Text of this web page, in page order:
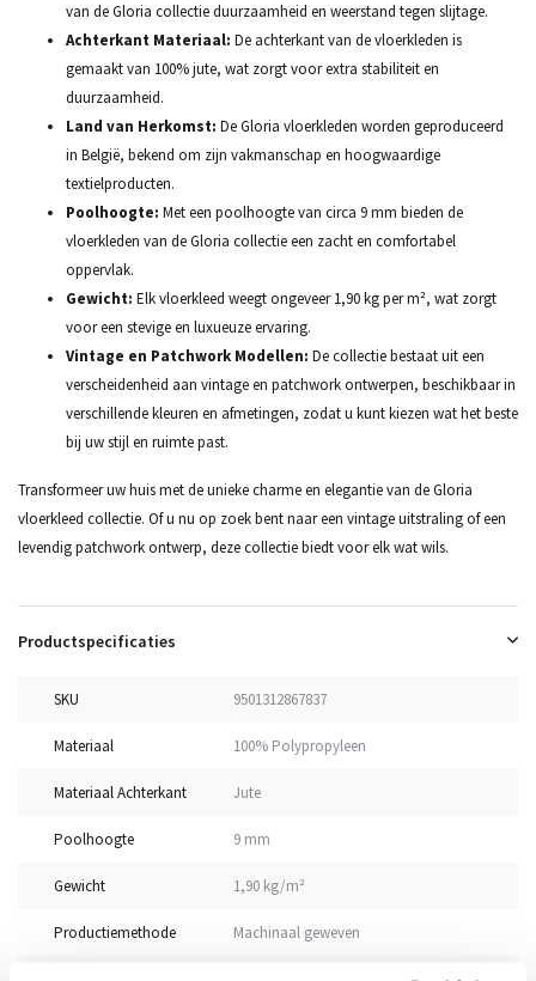
van de Gloria collectie duurzaamheid en weerstand tegen slijtage.
Achterkant Materiaal: De achterkant van de vloerkleden is
gemaakt van 100% jute, wat zorgt voor extra stabiliteit en
duurzaamheid.
Land van Herkomst: De Gloria vloerkleden worden geproduceerd
in België, bekend om zijn vakmanschap en hoogwaardige
textielproducten.
Poolhoogte: Met een poolhoogte van circa 9 mm bieden de
vloerkleden van de Gloria collectie een zacht en comfortabel
oppervlak.
Gewicht: Elk vloerkleed weegt ongeveer 1,90 kg per m², wat zorgt
voor een stevige en luxueuze ervaring.
Vintage en Patchwork Modellen: De collectie bestaat uit een
verscheidenheid aan vintage en patchwork ontwerpen, beschikbaar in
verschillende kleuren en afmetingen, zodat u kunt kiezen wat het beste
bij uw stijl en ruimte past.
Transformeer uw huis met de unieke charme en elegantie van de Gloria
vloerkleed collectie. Of u nu op zoek bent naar een vintage uitstraling of een
levendig patchwork ontwerp, deze collectie biedt voor elk wat wils.
Productspecificaties
SKU 9501312867837
Materiaal 100% Polypropyleen
Materiaal Achterkant Jute
Poolhoogte 9 mm
Gewicht 1,90 kg/m²
Productiemethode Machinaal geweven